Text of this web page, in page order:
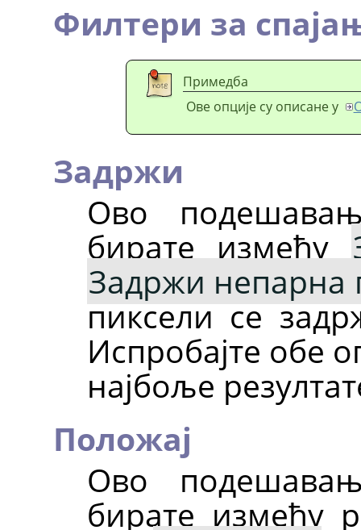
Филтери за
Примедба
Ове опције су описане у
Задржи
Ово
бирате између
Задржи непарна
пиксели се
Испробајте обе
најбоље
Положај
Ово
бирате између